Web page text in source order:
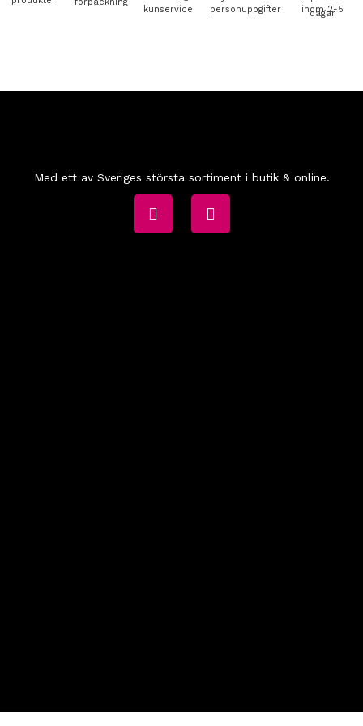
kunservice
personuppgifter
inom 2-5
dagar
Med ett av Sveriges största sortiment i butik & online.